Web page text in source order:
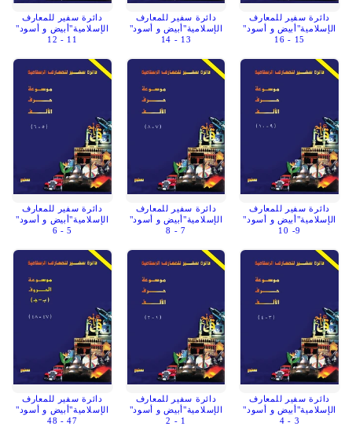
دائرة سفير للمعارف
الإسلامية"أبيض و أسود"
15 - 16
دائرة سفير للمعارف
الإسلامية"أبيض و أسود"
13 - 14
دائرة سفير للمعارف
الإسلامية"أبيض و أسود"
11 - 12
دائرة سفير للمعارف
الإسلامية"أبيض و أسود"
9- 10
دائرة سفير للمعارف
الإسلامية"أبيض و أسود"
7 - 8
دائرة سفير للمعارف
الإسلامية"أبيض و أسود"
5 - 6
دائرة سفير للمعارف
الإسلامية"أبيض و أسود"
3 - 4
دائرة سفير للمعارف
الإسلامية"أبيض و أسود"
1 - 2
دائرة سفير للمعارف
الإسلامية"أبيض و أسود"
47 - 48